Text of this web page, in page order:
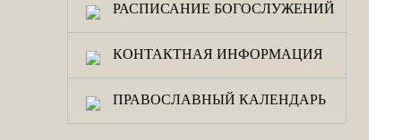
РАСПИСАНИЕ БОГОСЛУЖЕНИЙ
КОНТАКТНАЯ ИНФОРМАЦИЯ
ПРАВОСЛАВНЫЙ КАЛЕНДАРЬ